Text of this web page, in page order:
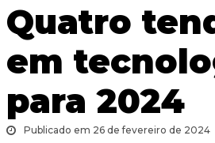
Quatro
em
para 2024
Publicado em 26 de fevereiro de 2024